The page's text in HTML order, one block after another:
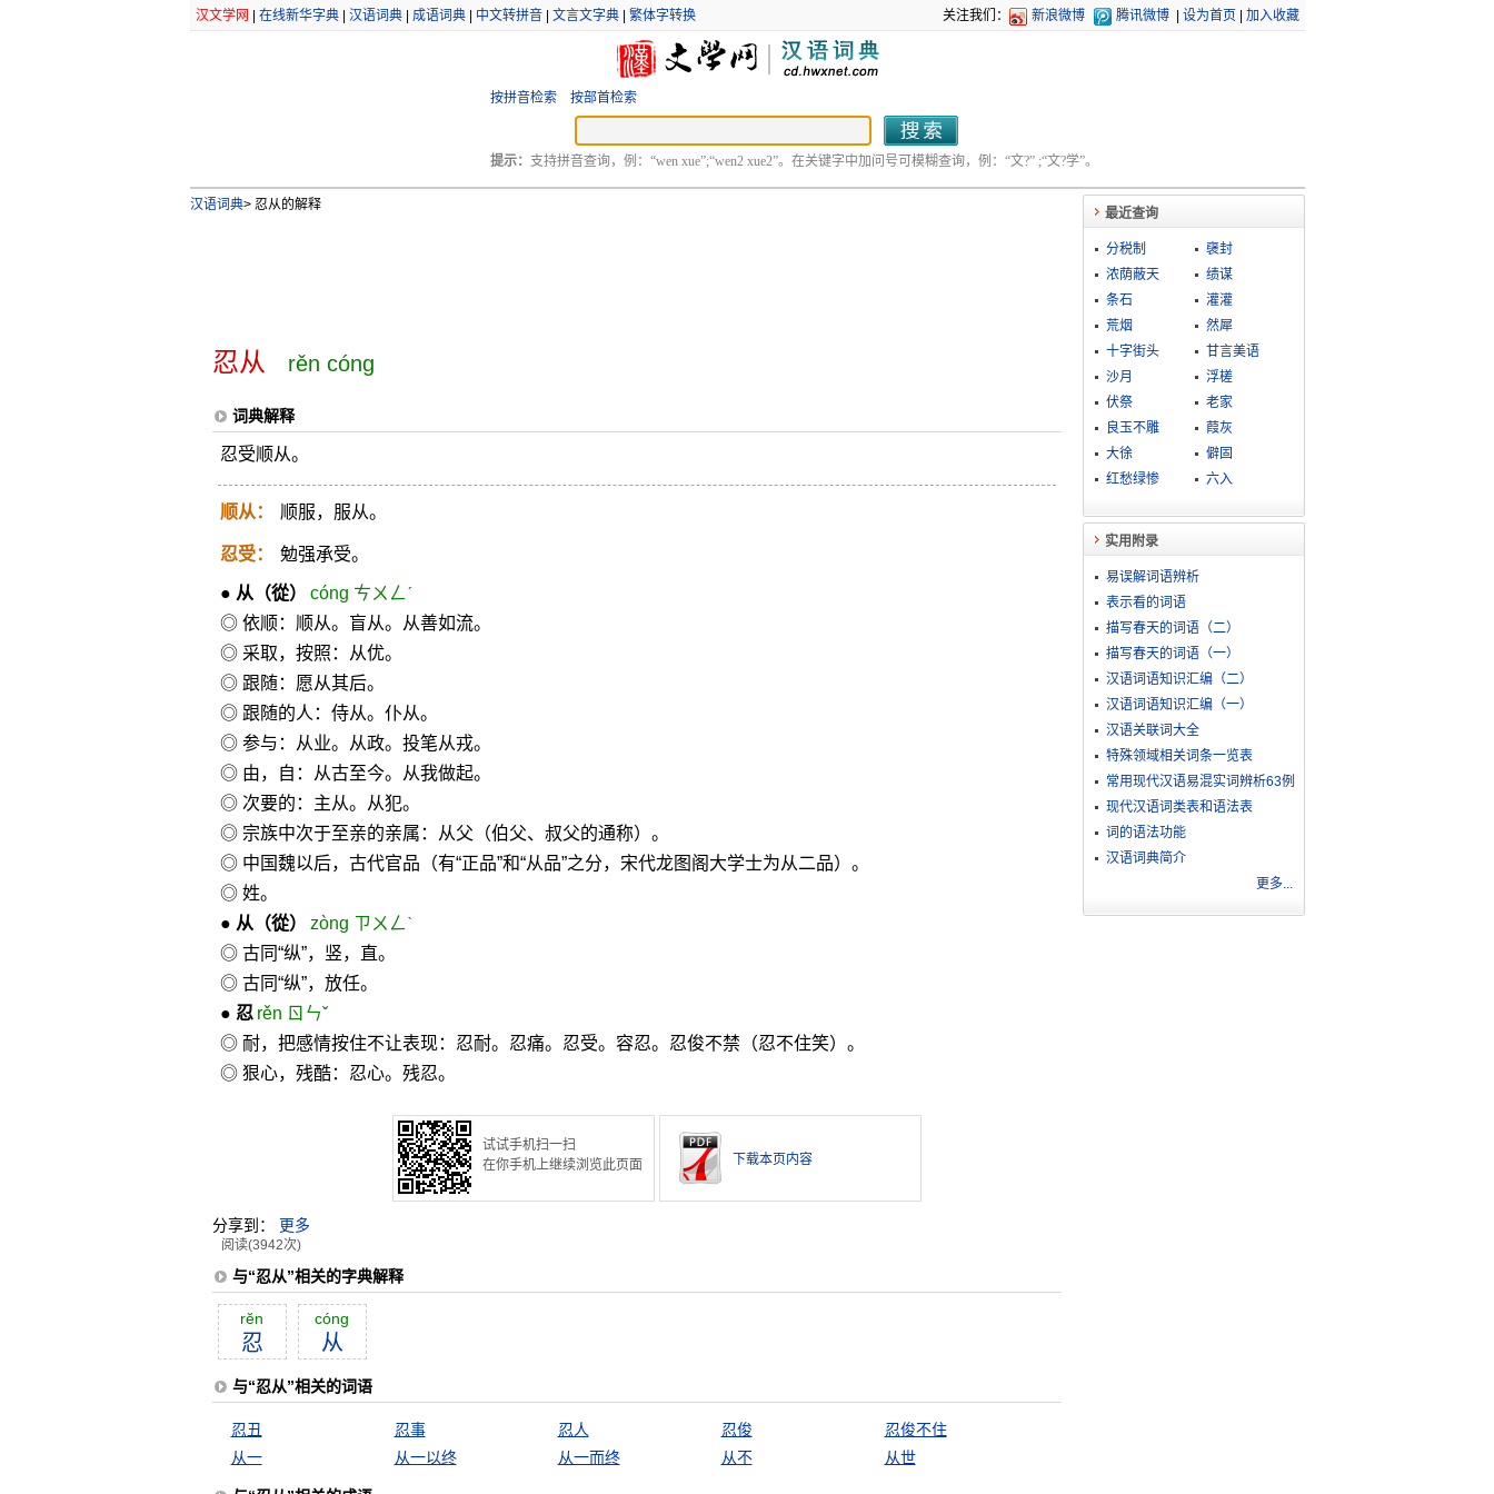
汉文学网 在线新华字典| 汉语词典| 成语词典| 中文转拼音| 文言文字典| 繁体字转换 关注我们： 新浪微博 腾讯微博 设为首页 加入收藏
按拼音检索 按部首检索
提示： 支持拼音查询，例：“wen xue”;“wen2 xue2”。在关键字中加问号可模糊查询，例：“文?” ;“文?学”。
汉语词典>忍从的解释
忍从 rěn cóng
词典解释
忍受顺从。
顺从： 顺服，服从。
忍受： 勉强承受。
● 从 （從）
cóng ㄘㄨㄥˊ
◎ 依顺：顺从。盲从。从善如流。
◎ 采取，按照：从优。
◎ 跟随：愿从其后。
◎ 跟随的人：侍从。仆从。
◎ 参与：从业。从政。投笔从戎。
◎ 由，自：从古至今。从我做起。
◎ 次要的：主从。从犯。
◎ 宗族中次于至亲的亲属：从父（伯父、叔父的通称）。
◎ 中国魏以后，古代官品（有“正品”和“从品”之分，宋代龙图阁大学士为从二品）。
◎ 姓。
● 从 （從）
zòng ㄗㄨㄥˋ
◎ 古同“纵”，竖，直。
◎ 古同“纵”，放任。
● 忍 rěn ㄖㄣˇ
◎ 耐，把感情按住不让表现：忍耐。忍痛。忍受。容忍。忍俊不禁（忍不住笑）。
◎ 狠心，残酷：忍心。残忍。
试试手机扫一扫
在你手机上继续浏览此页面
下载本页内容
分享到： 更多
阅读(3942次)
与“忍从”相关的字典解释
rĕn
忍
cóng
从
与“忍从”相关的词语
忍丑 忍事 忍人 忍俊
忍俊不住
从一
从一以终 从一而终 从不 从世
最近查询
分税制
襃封
浓荫蔽天
绩谋
条石
灌灌
荒烟
然犀
十字街头
甘言美语
沙月
浮槎
伏祭
老家
良玉不雕
葭灰
大徐
僻固
红愁绿惨
六入
实用附录
易误解词语辨析
表示看的词语
描写春天的词语（二）
描写春天的词语（一）
汉语词语知识汇编（二）
汉语词语知识汇编（一）
汉语关联词大全
特殊领域相关词条一览表
常用现代汉语易混实词辨析63例
现代汉语词类表和语法表
词的语法功能
汉语词典简介
更多...